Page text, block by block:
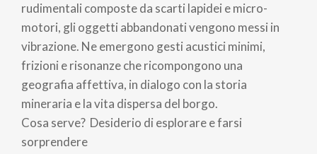
rudimentali composte da scarti lapidei e micro-
motori, gli oggetti abbandonati vengono messi in
vibrazione. Ne emergono gesti acustici minimi,
frizioni e risonanze che ricompongono una
geografia affettiva, in dialogo con la storia
mineraria e la vita dispersa del borgo.
Cosa serve? Desiderio di esplorare e farsi
sorprendere